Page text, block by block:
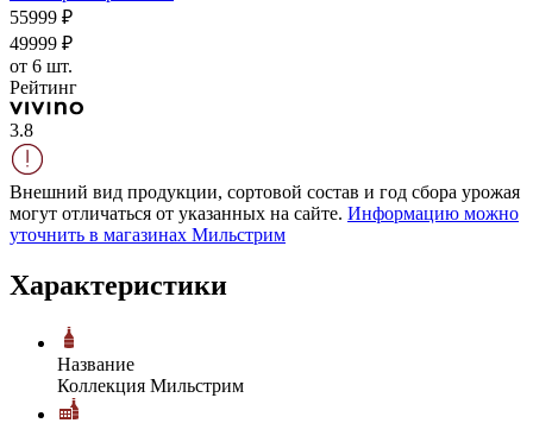
55999 ₽
49999 ₽
от 6 шт.
Рейтинг
3.8
Внешний вид продукции, сортовой состав и год сбора урожая
могут отличаться от указанных на сайте. Информацию можно
уточнить в магазинах Мильстрим
Характеристики
Название
Коллекция Мильстрим